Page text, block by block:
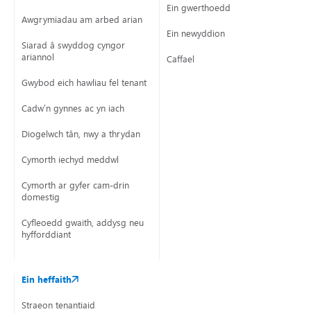
Awgrymiadau am arbed arian
Siarad â swyddog cyngor
ariannol
Gwybod eich hawliau fel tenant
Cadw’n gynnes ac yn iach
Diogelwch tân, nwy a thrydan
Cymorth iechyd meddwl
Cymorth ar gyfer cam-drin
domestig
Cyfleoedd gwaith, addysg neu
hyfforddiant
Ein gwerthoedd
Ein newyddion
Caffael
Ein heffaith
Straeon tenantiaid